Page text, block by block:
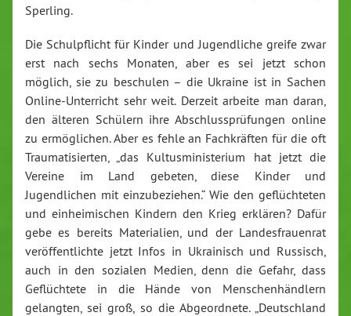
Sperling.
Die Schulpflicht für Kinder und Jugendliche greife zwar
erst nach sechs Monaten, aber es sei jetzt schon
möglich, sie zu beschulen – die Ukraine ist in Sachen
Online-Unterricht sehr weit. Derzeit arbeite man daran,
den älteren Schülern ihre Abschlussprüfungen online
zu ermöglichen. Aber es fehle an Fachkräften für die oft
Traumatisierten, „das Kultusministerium hat jetzt die
Vereine im Land gebeten, diese Kinder und
Jugendlichen mit einzubeziehen.“ Wie den geflüchteten
und einheimischen Kindern den Krieg erklären? Dafür
gebe es bereits Materialien, und der Landesfrauenrat
veröffentlichte jetzt Infos in Ukrainisch und Russisch,
auch in den sozialen Medien, denn die Gefahr, dass
Geflüchtete in die Hände von Menschenhändlern
gelangten, sei groß, so die Abgeordnete. „Deutschland